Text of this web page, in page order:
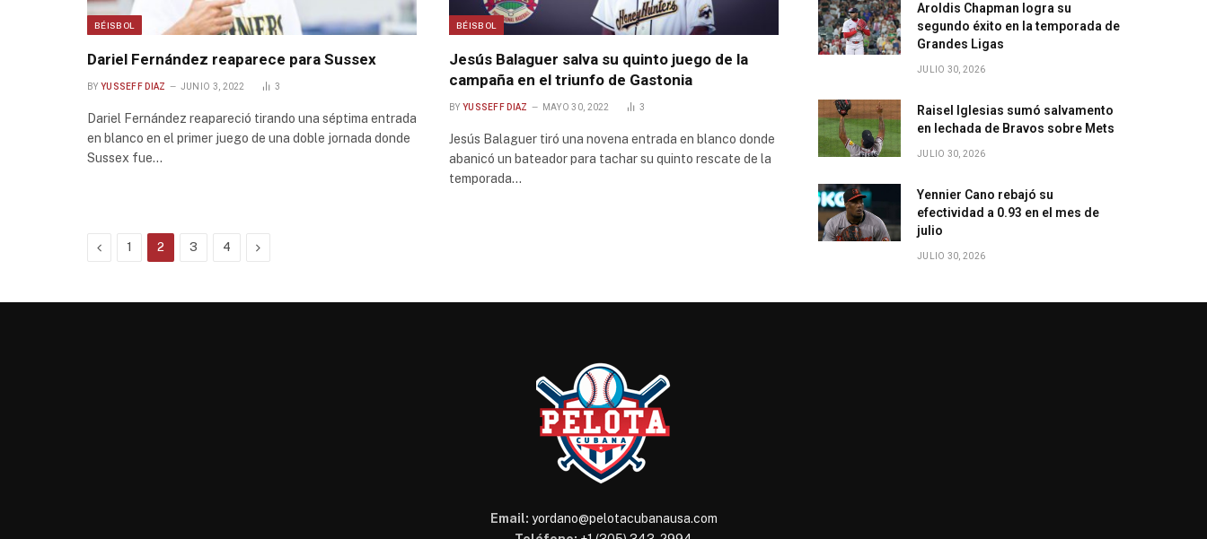
BÉISBOL
Dariel Fernández reaparece para Sussex
BY YUSSEFF DIAZ JUNIO 3, 2022 3
Dariel Fernández reapareció tirando una séptima entrada
en blanco en el primer juego de una doble jornada donde
Sussex fue…
BÉISBOL
Jesús Balaguer salva su quinto juego de la
campaña en el triunfo de Gastonia
BY YUSSEFF DIAZ MAYO 30, 2022 3
Jesús Balaguer tiró una novena entrada en blanco donde
abanicó un bateador para tachar su quinto rescate de la
temporada…
Previous
1 2 3 4 Next
Aroldis Chapman logra su
segundo éxito en la temporada de
Grandes Ligas
JULIO 30, 2026
Raisel Iglesias sumó salvamento
en lechada de Bravos sobre Mets
JULIO 30, 2026
Yennier Cano rebajó su
efectividad a 0.93 en el mes de
julio
JULIO 30, 2026
Email: yordano@pelotacubanausa.com